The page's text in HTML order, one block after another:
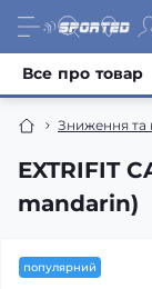
Зниження та
EXTRIFIT
mandarin)
Все про товар
популярний